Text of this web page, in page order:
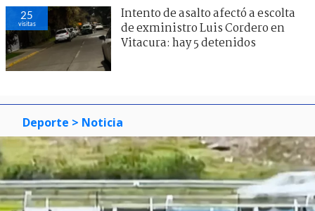
25
visitas
Intento de asalto afectó a escolta
de exministro Luis Cordero en
Vitacura: hay 5 detenidos
Deporte > Noticia